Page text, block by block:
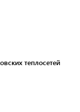
теплосетей